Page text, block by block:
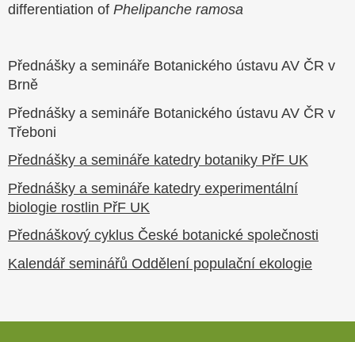
differentiation of Phelipanche ramosa
Přednášky a semináře Botanického ústavu AV ČR v
Brně
Přednášky a semináře Botanického ústavu AV ČR v
Třeboni
Přednášky a semináře katedry botaniky PřF UK
Přednášky a semináře katedry experimentální
biologie rostlin PřF UK
Přednáškový cyklus České botanické společnosti
Kalendář seminářů Oddělení populační ekologie